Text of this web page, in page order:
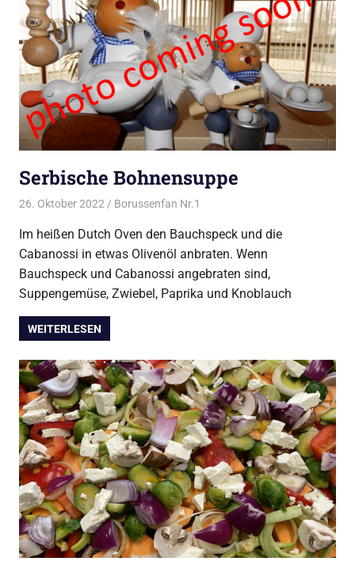
Serbische Bohnensuppe
26. Oktober 2022 Borussenfan Nr.1
Im heißen Dutch Oven den Bauchspeck und die
Cabanossi in etwas Olivenöl anbraten. Wenn
Bauchspeck und Cabanossi angebraten sind,
Suppengemüse, Zwiebel, Paprika und Knoblauch
WEITERLESEN